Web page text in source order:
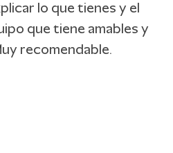
lo que tienes y el
que tiene amables y
recomendable.